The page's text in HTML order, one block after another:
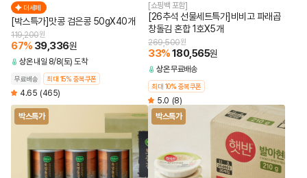
더세페
[박스특가]맛콩 검은콩 50gX40개
119,200원
67% 39,336원
상온 내일 8/8(토) 도착
무료배송 최대 15% 중복쿠폰
4.65 (465)
[쇼핑백 포함]
[26추석 선물세트특가]비비고 파래곱
창돌김 혼합 1호X5개
269,500원
33%180,565원
상온무료배송
최대 10% 중복쿠폰
5.0 (8)
박스특가
박스특가